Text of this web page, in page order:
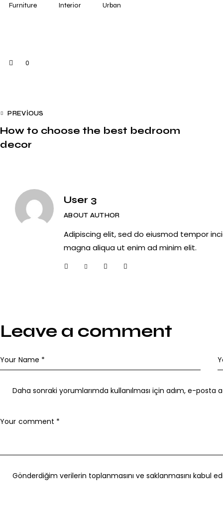
Furniture Interior Urban
0
PREVIOUS
How to choose the best bedroom
decor
User 3
ABOUT AUTHOR
Adipiscing elit, sed do eiusmod tempor
magna aliqua ut enim ad minim elit.
Leave a comment
Daha sonraki yorumlarımda kullanılması için adım, e-
Gönderdiğim verilerin toplanmasını ve saklanmasını kabul